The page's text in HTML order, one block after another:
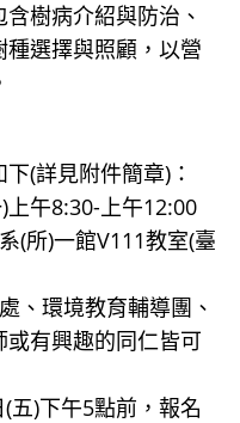
樹病介紹與防治、
選擇與照顧，以營
(詳見附件簡章)：
上午8:30-上午12:00
(所)一館V111教室(臺
、環境教育輔導團、
有興趣的同仁皆可
五)下午5點前，報名